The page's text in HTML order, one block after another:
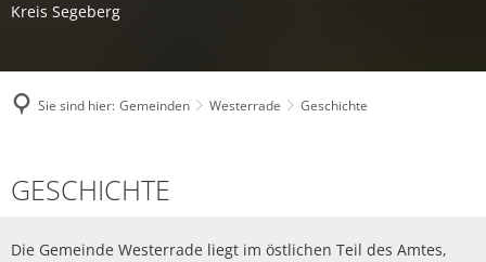
Kreis Segeberg
Sie sind hier: Gemeinden Westerrade Geschichte
GESCHICHTE
Die Gemeinde Westerrade liegt im östlichen Teil des Amtes,